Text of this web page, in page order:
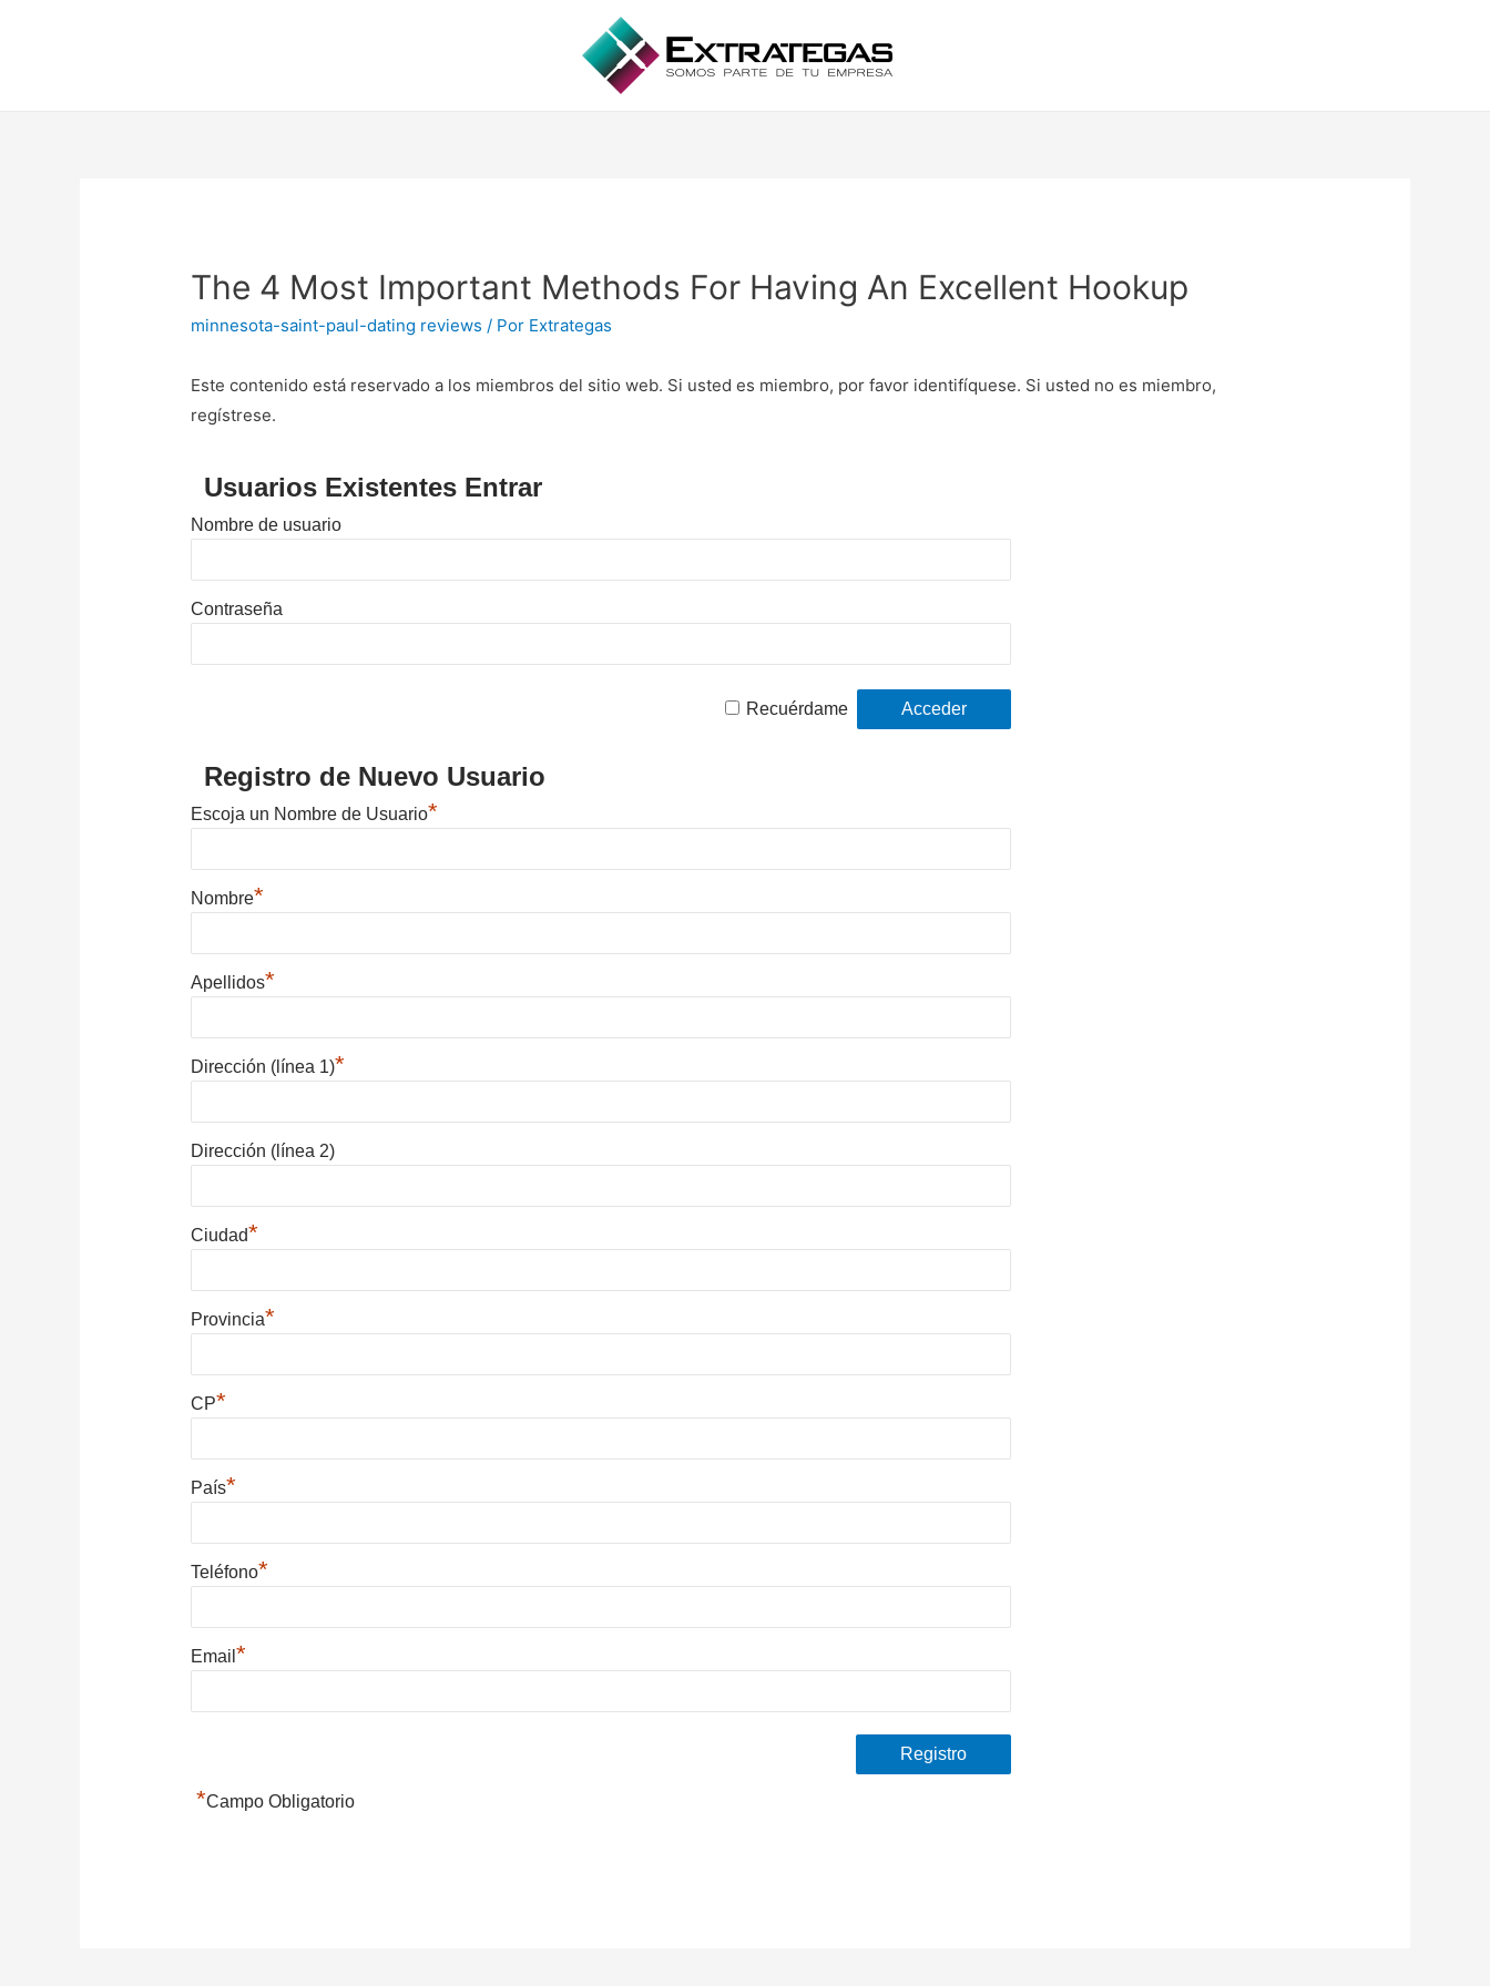
The 4 Most Important Methods For Having An Excellent Hookup
minnesota-saint-paul-dating reviews / Por Extrategas
Este contenido está reservado a los miembros del sitio web. Si usted es miembro, por favor identifíquese. Si usted no es miembro,
regístrese.
Usuarios Existentes Entrar
Nombre de usuario
Contraseña
Recuérdame
Registro de Nuevo Usuario
Escoja un Nombre de Usuario*
Nombre*
Apellidos*
Dirección (línea 1)*
Dirección (línea 2)
Ciudad*
Provincia*
CP*
País*
Teléfono*
Email*
*Campo Obligatorio